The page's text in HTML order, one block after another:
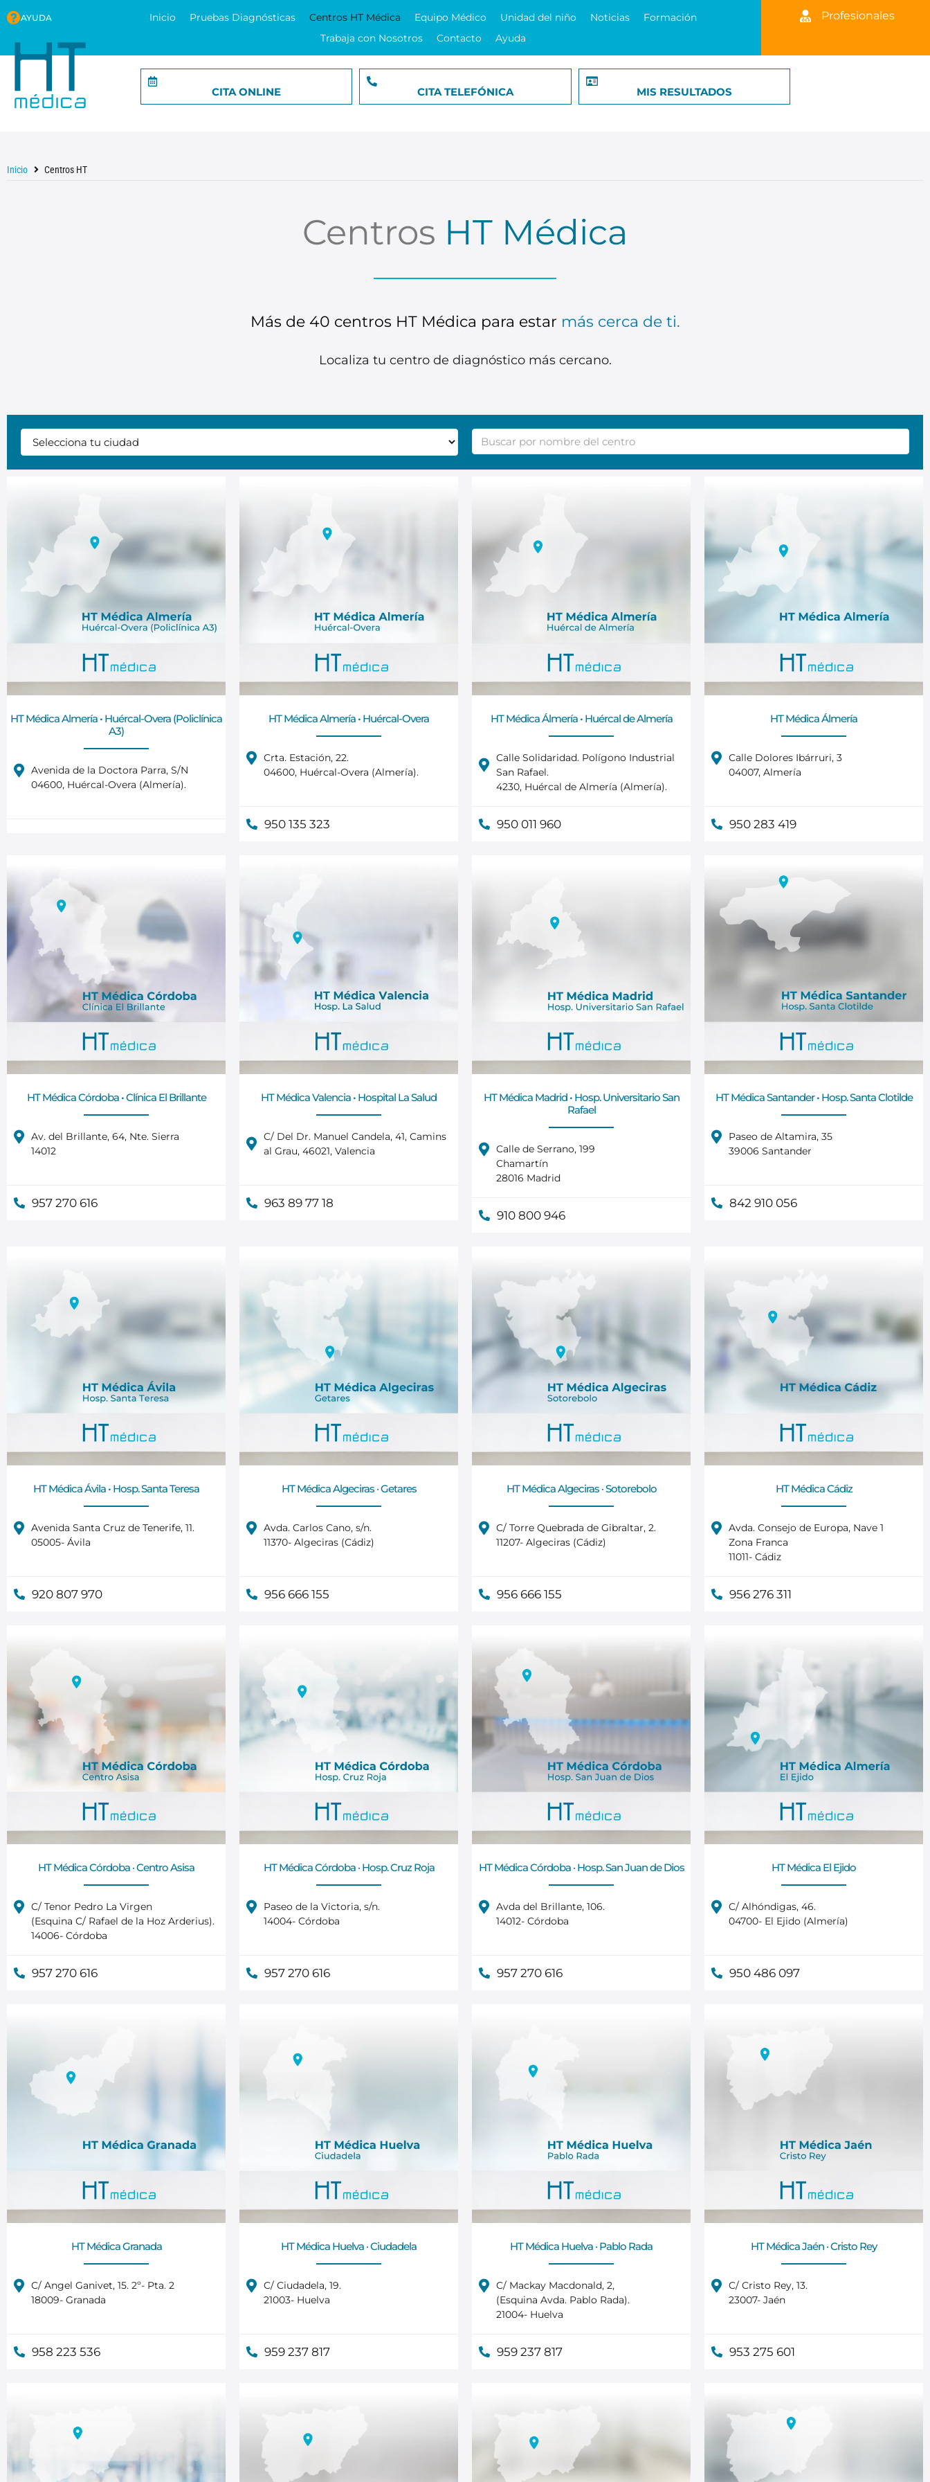
AYUDA Inicio Pruebas Diagnósticas Centros HT Médica Equipo Médico Unidad del niño Noticias
Formación
Trabaja con Nosotros
Contacto Ayuda
Profesionales
CITA ONLINE CITA TELEFÓNICA MIS RESULTADOS
Inicio Centros HT
Centros HT Médica
Más de 40 centros HT Médica para estar más cerca de ti.
Localiza tu centro de diagnóstico más cercano.
HT Médica Almería • Huércal-Overa (Policlínica
A3)
Avenida de la Doctora Parra, S/N
04600, Huércal-Overa (Almería).
HT Médica Almería • Huércal-Overa
Crta. Estación, 22.
04600, Huércal-Overa (Almería).
950 135 323
HT Médica Álmería • Huércal de Almería
Calle Solidaridad. Polígono Industrial
San Rafael.
4230, Huércal de Almería (Almería).
950 011 960
HT Médica Álmería
Calle Dolores Ibárruri, 3
04007, Almería
950 283 419
HT Médica Córdoba • Clínica El Brillante
Av. del Brillante, 64, Nte. Sierra
14012
957 270 616
HT Médica Valencia • Hospital La Salud
C/ Del Dr. Manuel Candela, 41, Camins
al Grau, 46021, Valencia
963 89 77 18
HT Médica Madrid • Hosp. Universitario San
Rafael
Calle de Serrano, 199
Chamartín
28016 Madrid
910 800 946
HT Médica Santander • Hosp. Santa Clotilde
Paseo de Altamira, 35
39006 Santander
842 910 056
HT Médica Ávila • Hosp. Santa Teresa
Avenida Santa Cruz de Tenerife, 11.
05005- Ávila
920 807 970
HT Médica Algeciras · Getares
Avda. Carlos Cano, s/n.
11370- Algeciras (Cádiz)
956 666 155
HT Médica Algeciras · Sotorebolo
C/ Torre Quebrada de Gibraltar, 2.
11207- Algeciras (Cádiz)
956 666 155
HT Médica Cádiz
Avda. Consejo de Europa, Nave 1
Zona Franca
11011- Cádiz
956 276 311
HT Médica Córdoba · Centro Asisa
C/ Tenor Pedro La Virgen
(Esquina C/ Rafael de la Hoz Arderius).
14006- Córdoba
957 270 616
HT Médica Córdoba · Hosp. Cruz Roja
Paseo de la Victoria, s/n.
14004- Córdoba
957 270 616
HT Médica Córdoba · Hosp. San Juan de Dios
Avda del Brillante, 106.
14012- Córdoba
957 270 616
HT Médica El Ejido
C/ Alhóndigas, 46.
04700- El Ejido (Almería)
950 486 097
HT Médica Granada
C/ Angel Ganivet, 15. 2º- Pta. 2
18009- Granada
958 223 536
HT Médica Huelva · Ciudadela
C/ Ciudadela, 19.
21003- Huelva
959 237 817
HT Médica Huelva · Pablo Rada
C/ Mackay Macdonald, 2,
(Esquina Avda. Pablo Rada).
21004- Huelva
959 237 817
HT Médica Jaén · Cristo Rey
C/ Cristo Rey, 13.
23007- Jaén
953 275 601